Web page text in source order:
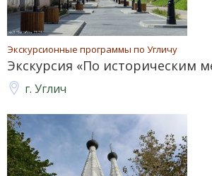
Экскурсионные программы по Угличу
Экскурсия «По историческим
г. Углич